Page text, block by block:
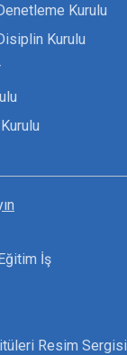
Kurulu
Kurulu
İş
Resim Sergisi